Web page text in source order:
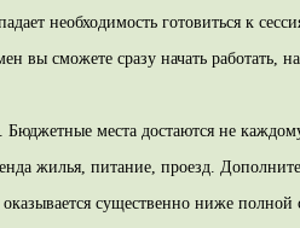
необходимость готовиться к
вы сможете сразу начать работать,
Бюджетные места достаются не
жилья, питание, проезд.
оказывается существенно ниже